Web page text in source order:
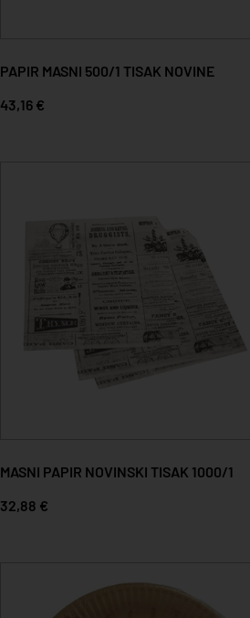
PAPIR MASNI 500/1 TISAK NOVINE
43,16 €
MASNI PAPIR NOVINSKI TISAK 1000/1
32,88 €